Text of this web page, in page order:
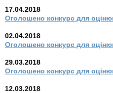
17.04.2018
Оголошено конкурс для
02.04.2018
Оголошено конкурс для
29.03.2018
Оголошено конкурс для
12.03.2018